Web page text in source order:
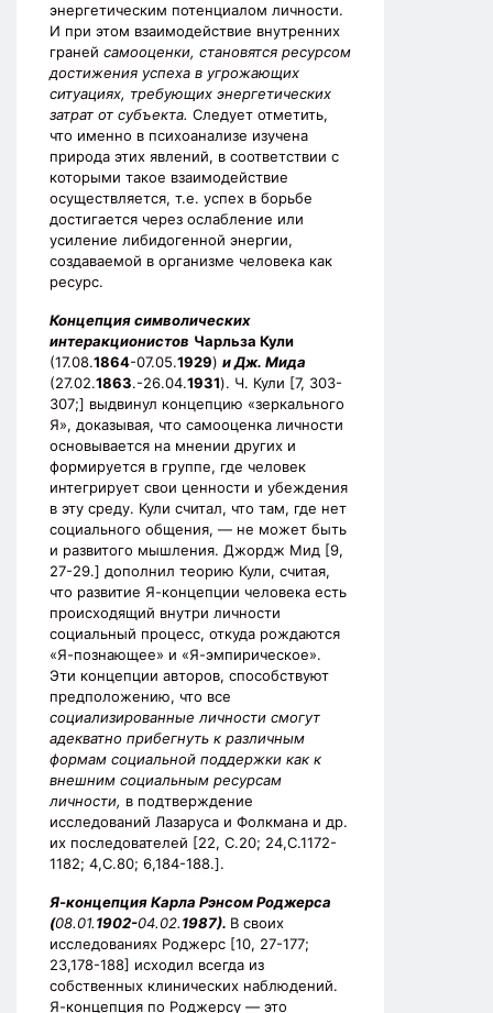
энергетическим потенциалом личности.
И при этом взаимодействие внутренних
граней самооценки, становятся ресурсом
достижения успеха в угрожающих
ситуациях, требующих энергетических
затрат от субъекта. Следует отметить,
что именно в психоанализе изучена
природа этих явлений, в соответствии с
которыми такое взаимодействие
осуществляется, т.е. успех в борьбе
достигается через ослабление или
усиление либидогенной энергии,
создаваемой в организме человека как
ресурс.
Концепция символических
интеракционистов Чарльза Кули
(17.08.1864-07.05.1929) и Дж. Мида
(27.02.1863.-26.04.1931). Ч. Кули [7, 303-
307;] выдвинул концепцию «зеркального
Я», доказывая, что самооценка личности
основывается на мнении других и
формируется в группе, где человек
интегрирует свои ценности и убеждения
в эту среду. Кули считал, что там, где нет
социального общения, — не может быть
и развитого мышления. Джордж Мид [9,
27-29.] дополнил теорию Кули, считая,
что развитие Я-концепции человека есть
происходящий внутри личности
социальный процесс, откуда рождаются
«Я-познающее» и «Я-эмпирическое».
Эти концепции авторов, способствуют
предположению, что все
социализированные личности смогут
адекватно прибегнуть к различным
формам социальной поддержки как к
внешним социальным ресурсам
личности, в подтверждение
исследований Лазаруса и Фолкмана и др.
их последователей [22, С.20; 24,С.1172-
1182; 4,С.80; 6,184-188.].
Я-концепция Карла Рэнсом Роджерса
(08.01.1902-04.02.1987). В своих
исследованиях Роджерс [10, 27-177;
23,178-188] исходил всегда из
собственных клинических наблюдений.
Я-концепция по Роджерсу — это